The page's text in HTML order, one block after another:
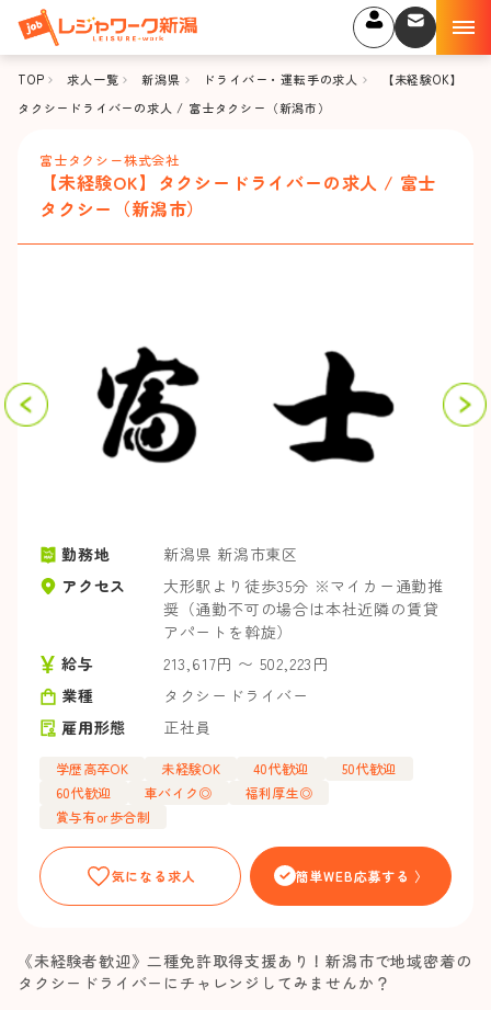
TOP 求人一覧 新潟県 ドライバー・運転手の求人
【未経験OK】
タクシードライバーの求人 / 富士タクシー（新潟市）
富士タクシー株式会社
【未経験OK】タクシードライバーの求人 / 富士
タクシー（新潟市）
勤務地
新潟県 新潟市東区
アクセス
大形駅より徒歩35分 ※マイカー通勤推
奨（通勤不可の場合は本社近隣の賃貸
アパートを斡旋）
給与
213,617円 〜 502,223円
業種
タクシードライバー
雇用形態
正社員
学歴高卒OK 未経験OK 40代歓迎
50代歓迎
60代歓迎
車バイク◎
福利厚生◎
賞与有or歩合制
気になる求人 簡単WEB応募する 〉
《未経験者歓迎》二種免許取得支援あり！新潟市で地域密着の
タクシードライバーにチャレンジしてみませんか？